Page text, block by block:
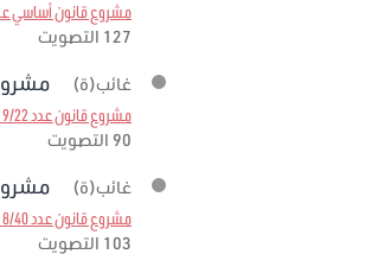
مشروع قانون أساسي عدد
127 التصويت
غائب(ة) مشروع
مشروع قانون عدد 2019/22
90 التصويت
غائب(ة) مشروع
مشروع قانون عدد 2018/40
103 التصويت